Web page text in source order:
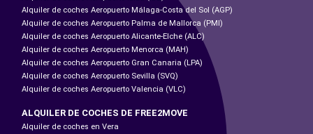
Alquiler de coches Aeropuerto Málaga-Costa del Sol (AGP)
Alquiler de coches Aeropuerto Palma de Mallorca (PMI)
Alquiler de coches Aeropuerto Alicante-Elche (ALC)
Alquiler de coches Aeropuerto Menorca (MAH)
Alquiler de coches Aeropuerto Gran Canaria (LPA)
Alquiler de coches Aeropuerto Sevilla (SVQ)
Alquiler de coches Aeropuerto Valencia (VLC)
ALQUILER DE COCHES DE FREE2MOVE
Alquiler de coches en Vera